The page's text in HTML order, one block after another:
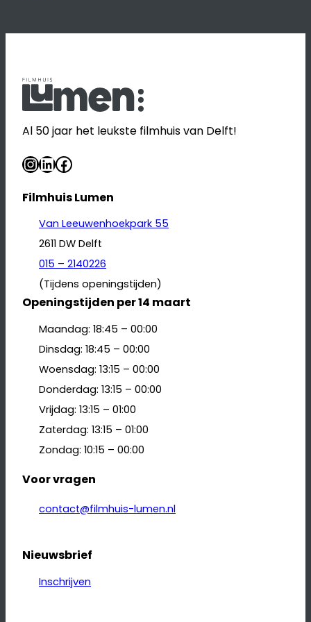
Al 50 jaar het leukste filmhuis van Delft!
InstagramLinkedIn Facebook
Filmhuis Lumen
Van Leeuwenhoekpark 55
2611 DW Delft
015 – 2140226
(Tijdens openingstijden)
Openingstijden per 14 maart
Maandag: 18:45 – 00:00
Dinsdag: 18:45 – 00:00
Woensdag: 13:15 – 00:00
Donderdag: 13:15 – 00:00
Vrijdag: 13:15 – 01:00
Zaterdag: 13:15 – 01:00
Zondag: 10:15 – 00:00
Voor vragen
contact@filmhuis-lumen.nl
Nieuwsbrief
Inschrijven